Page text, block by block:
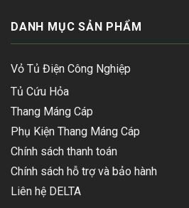
DANH MỤC SẢN PHẨM
Vỏ Tủ Điện Công Nghiệp
Tủ Cứu Hỏa
Thang Máng Cáp
Phụ Kiện Thang Máng Cáp
Chính sách thanh toán
Chính sách hỗ trợ và bảo hành
Liên hệ DELTA